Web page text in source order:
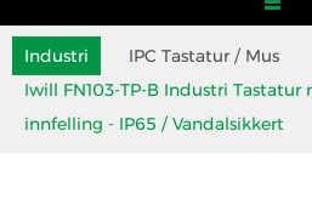
Industri
IPC Tastatur / Mus
Iwill FN103-TP-B Industri
innfelling - IP65 / Vandalsikkert